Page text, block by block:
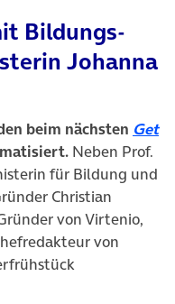
Bildungs-
Johanna
beim nächsten Get
Neben Prof.
für Bildung und
Christian
von Virtenio,
von